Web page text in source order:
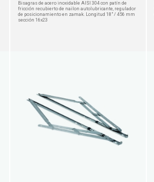
Bisagras de acero inoxidable AISI 304 con patín de
fricción recubierto de nailon autolubricante, regulador
de posicionamiento en zamak. Longitud 18" / 456 mm
sección 16x23